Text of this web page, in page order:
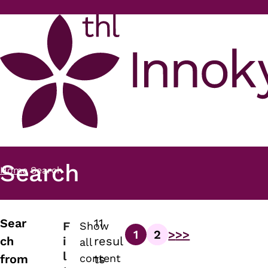
Breadcrumb
Home Search
Search
Sear
ch
from
F
i
l
Show
all
content
11
resul
ts
Pagination
Page
1
Page
2 >>>